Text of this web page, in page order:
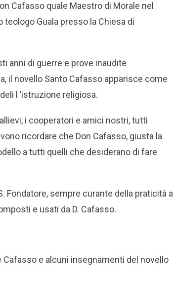
Cafasso quale Maestro di Morale nel
Guala presso la Chiesa di
anni di guerre e prove inaudite
il novello Santo Cafasso apparisce come
l ’istruzione religiosa.
i cooperatori e amici nostri, tutti
ricordare che Don Cafasso, giusta la
a tutti quelli che desiderano di fare
Fondatore, sempre curante della praticità a
e usati da D. Cafasso.
e alcuni insegnamenti del novello